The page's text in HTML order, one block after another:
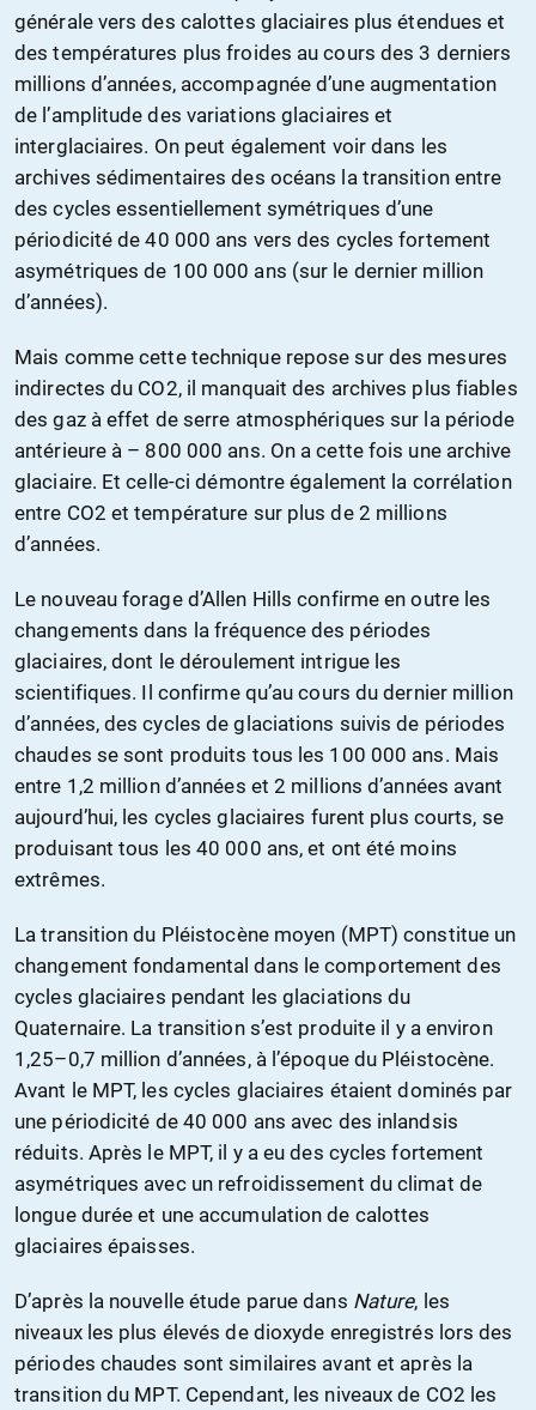
générale vers des calottes glaciaires plus étendues et
des températures plus froides au cours des 3 derniers
millions d’années, accompagnée d’une augmentation
de l’amplitude des variations glaciaires et
interglaciaires. On peut également voir dans les
archives sédimentaires des océans la transition entre
des cycles essentiellement symétriques d’une
périodicité de 40 000 ans vers des cycles fortement
asymétriques de 100 000 ans (sur le dernier million
d’années).
Mais comme cette technique repose sur des mesures
indirectes du CO2, il manquait des archives plus fiables
des gaz à effet de serre atmosphériques sur la période
antérieure à – 800 000 ans. On a cette fois une archive
glaciaire. Et celle-ci démontre également la corrélation
entre CO2 et température sur plus de 2 millions
d’années.
Le nouveau forage d’Allen Hills confirme en outre les
changements dans la fréquence des périodes
glaciaires, dont le déroulement intrigue les
scientifiques. Il confirme qu’au cours du dernier million
d’années, des cycles de glaciations suivis de périodes
chaudes se sont produits tous les 100 000 ans. Mais
entre 1,2 million d’années et 2 millions d’années avant
aujourd’hui, les cycles glaciaires furent plus courts, se
produisant tous les 40 000 ans, et ont été moins
extrêmes.
La transition du Pléistocène moyen (MPT) constitue un
changement fondamental dans le comportement des
cycles glaciaires pendant les glaciations du
Quaternaire. La transition s’est produite il y a environ
1,25–0,7 million d’années, à l’époque du Pléistocène.
Avant le MPT, les cycles glaciaires étaient dominés par
une périodicité de 40 000 ans avec des inlandsis
réduits. Après le MPT, il y a eu des cycles fortement
asymétriques avec un refroidissement du climat de
longue durée et une accumulation de calottes
glaciaires épaisses.
D’après la nouvelle étude parue dans Nature, les
niveaux les plus élevés de dioxyde enregistrés lors des
périodes chaudes sont similaires avant et après la
transition du MPT. Cependant, les niveaux de CO2 les